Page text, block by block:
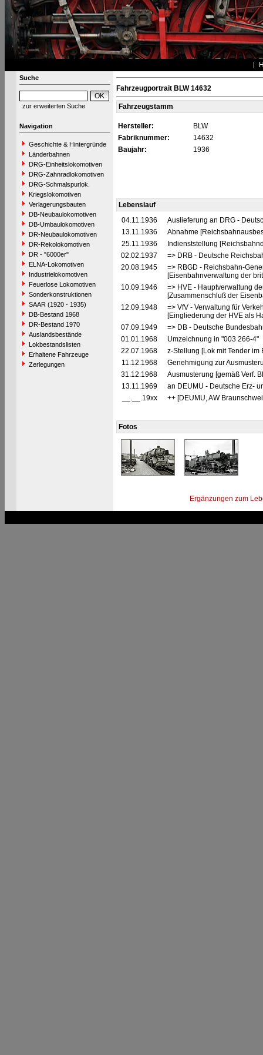
Suche
zur erweiterten Suche
Navigation
Geschichte & Hintergründe
Länderbahnen
DRG-Einheitslokomotiven
DRG-Zahnradlokomotiven
DRG-Schmalspurlok.
Kriegslokomotiven
Verlagerungsbauten
DB-Neubaulokomotiven
DB-Umbaulokomotiven
DR-Neubaulokomotiven
DR-Rekolokomotiven
DR - "6000er"
ELNA-Lokomotiven
Industrielokomotiven
Feuerlose Lokomotiven
Sonderkonstruktionen
SAAR (1920 - 1935)
DB-Bestand 1968
DR-Bestand 1970
Auslandsbestände
Lokbestandslisten
Erhaltene Fahrzeuge
Zerlegungen
Fahrzeugportrait BLW 14632
Fahrzeugstamm
Hersteller:
BLW
Fabriknummer:
14632
Baujahr:
1936
Lebenslauf
04.11.1936
Auslieferung an DRG -
13.11.1936
Abnahme
25.11.1936
Indienststellung
02.02.1937
=> DRB - Deutsche
20.08.1945
=> RBGD - Reichsbahn-
[Eisenbahnverwaltung der
10.09.1946
=> HVE - Hauptverwaltung
[Zusammenschluß der
12.09.1948
=> VfV - Verwaltung für
[Eingliederung der HVE als
07.09.1949
=> DB - Deutsche
01.01.1968
Umzeichnung in "003 266-4"
22.07.1968
z-Stellung [Lok mit Tender im
11.12.1968
Genehmigung zur
31.12.1968
Ausmusterung [gemäß Verf.
13.11.1969
an DEUMU - Deutsche Erz-
__.__.19xx
++ [DEUMU, AW
Fotos
Ergänzungen zum